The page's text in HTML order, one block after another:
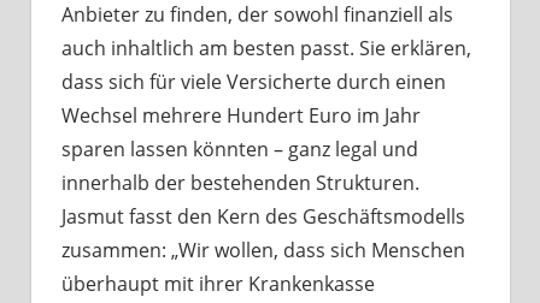
Anbieter zu finden, der sowohl finanziell als
auch inhaltlich am besten passt. Sie erklären,
dass sich für viele Versicherte durch einen
Wechsel mehrere Hundert Euro im Jahr
sparen lassen könnten – ganz legal und
innerhalb der bestehenden Strukturen.
Jasmut fasst den Kern des Geschäftsmodells
zusammen: „Wir wollen, dass sich Menschen
überhaupt mit ihrer Krankenkasse